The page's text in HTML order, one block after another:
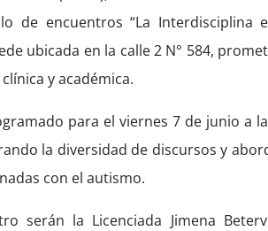
de encuentros “La Interdisciplina
ubicada en la calle 2 N° 584,
y académica.
para el viernes 7 de junio a
la diversidad de discursos y
con el autismo.
serán la Licenciada Jimena